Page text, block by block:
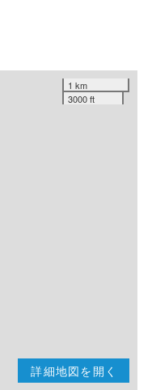
1 km
3000 ft
詳細地図を開く